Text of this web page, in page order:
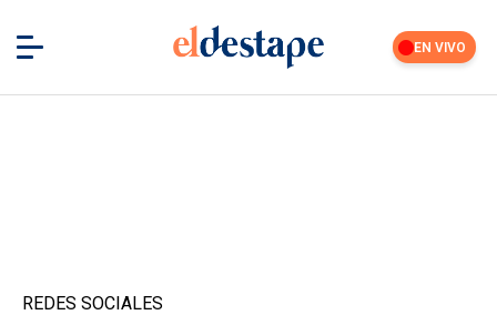
EN VIVO
REDES SOCIALES